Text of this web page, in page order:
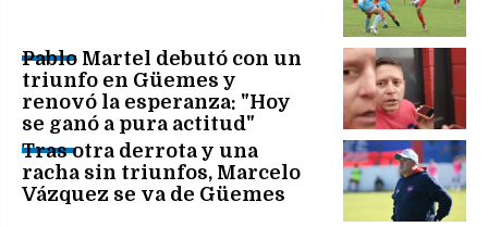
Pablo Martel debutó con un
triunfo en Güemes y
renovó la esperanza: "Hoy
se ganó a pura actitud"
Tras otra derrota y una
racha sin triunfos, Marcelo
Vázquez se va de Güemes